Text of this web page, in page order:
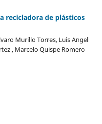
recicladora de plásticos
Murillo Torres, Luis Angel
, Marcelo Quispe Romero